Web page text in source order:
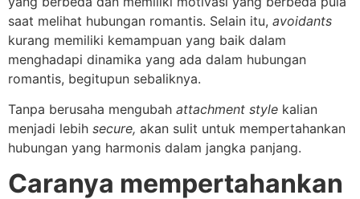
saat melihat hubungan romantis. Selain itu, avoidants
kurang memiliki kemampuan yang baik dalam
menghadapi dinamika yang ada dalam hubungan
romantis, begitupun sebaliknya.
Tanpa berusaha mengubah attachment style kalian
menjadi lebih secure, akan sulit untuk mempertahankan
hubungan yang harmonis dalam jangka panjang.
Caranya mempertahankan